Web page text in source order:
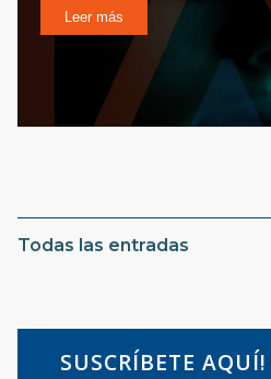
Leer más
Todas las entradas
SUSCRÍBETE AQUÍ!